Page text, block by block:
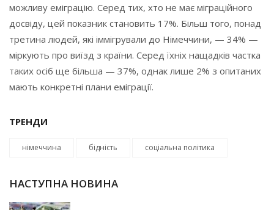
можливу еміграцію. Серед тих, хто не має міграційного
досвіду, цей показник становить 17%. Більш того, понад
третина людей, які іммігрували до Німеччини, — 34% —
міркують про виїзд з країни. Серед їхніх нащадків частка
таких осіб ще більша — 37%, однак лише 2% з опитаних
мають конкретні плани еміграції.
ТРЕНДИ
німеччина бідність соціальна політика
НАСТУПНА НОВИНА